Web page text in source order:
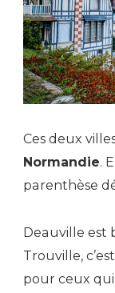
Ces deux
Normandie.
parenthèse
Deauville est
Trouville, c’est
pour ceux